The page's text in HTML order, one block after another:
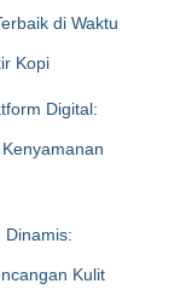
di Waktu
Kopi
Digital:
Dinamis:
Kulit